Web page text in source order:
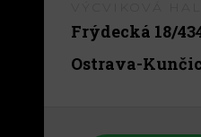
Frýdecká 18/